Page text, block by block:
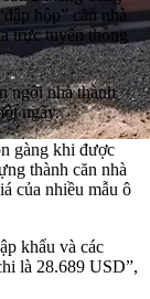
hộp” căn nhà
trực tuyến thông
ngôi nhà thành
ngày.
gàng khi được
thành căn nhà
của nhiều mẫu ô
khẩu và các
là 28.689 USD”,